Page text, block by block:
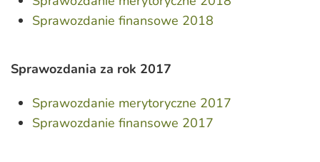
Sprawozdanie finansowe 2018
Sprawozdania za rok 2017
Sprawozdanie merytoryczne 2017
Sprawozdanie finansowe 2017